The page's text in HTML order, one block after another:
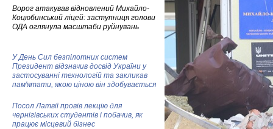
Ворог атакував відновлений Михайло-
Коцюбинський ліцей: заступниця голови
ОДА оглянула масштаби руйнувань
У День Сил безпілотних систем
Президент відзначив досвід України у
застосуванні технологій та закликав
пам'ятати, якою ціною він здобувається
Посол Латвії провів лекцію для
чернігівських студентів і побачив, як
працює місцевий бізнес